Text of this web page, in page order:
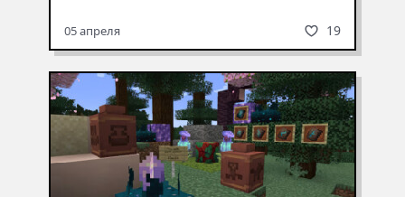
05 апреля 19